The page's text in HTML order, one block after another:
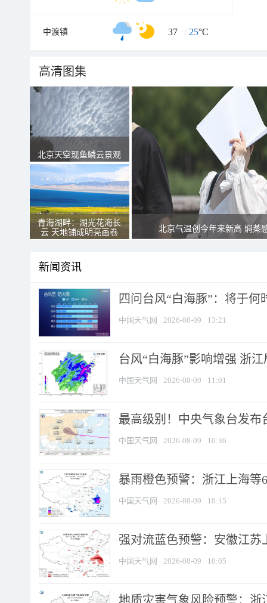
中渡镇 37 / 25°C
高清图集
北京天空现鱼鳞云景观
青海湖畔：湖光花海长
云 天地铺成明亮画卷
北京气温创今年来新高 焖蒸
新闻资讯
四问台风“白海豚”：将于
中国天气网 2026-08-09 13:21
台风“白海豚”影响增强 浙
中国天气网 2026-08-09 11:01
最高级别！中央气象台发布
中国天气网 2026-08-09 10:36
暴雨橙色预警：浙江上海等
中国天气网 2026-08-09 10:15
强对流蓝色预警：安徽江苏
中国天气网 2026-08-09 10:05
地质灾害气象风险预警：浙